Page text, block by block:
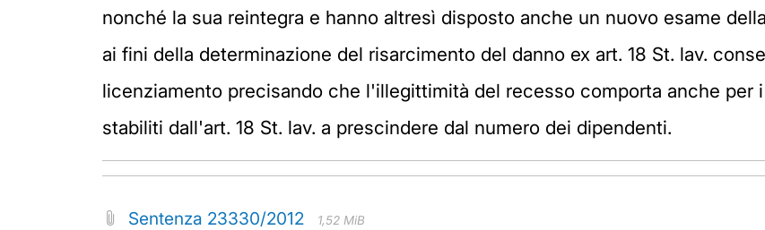
nonché la sua reintegra e hanno altresì disposto anche un nuovo esame
ai fini della determinazione del risarcimento del danno ex art. 18 St. lav.
licenziamento precisando che l'illegittimità del recesso comporta anche
stabiliti dall'art. 18 St. lav. a prescindere dal numero dei dipendenti.
Sentenza 23330/2012 1,52 MiB